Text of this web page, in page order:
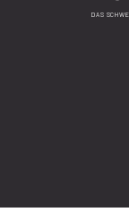
DAS